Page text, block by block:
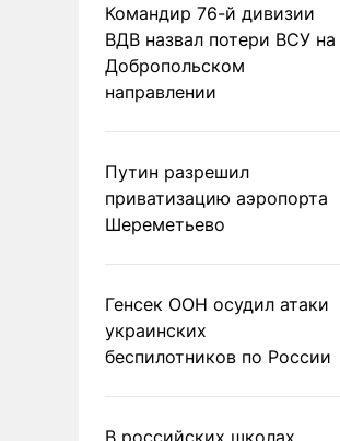
Командир 76-й дивизии
ВДВ назвал потери ВСУ на
Добропольском
направлении
Путин разрешил
приватизацию аэропорта
Шереметьево
Генсек ООН осудил атаки
украинских
беспилотников по России
В российских школах